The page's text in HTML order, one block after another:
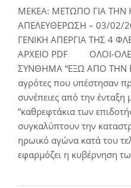
MEKEA: ΜΕΤΩΠΟ ΓΙΑ ΤΗΝ
ΑΠΕΛΕΥΘΕΡΩΣΗ – 03/02/
ΓΕΝΙΚΗ ΑΠΕΡΓΙΑ ΤΗΣ 4
ΑΡΧΕΙΟ PDF ΟΛΟΙ-
ΣΥΝΘΗΜΑ “ΕΞΩ ΑΠΟ ΤΗΝ
αγρότες που υπέστησαν
συνέπειες από την
“καθρεφτάκια των
συγκαλύπτουν την
ηρωικό αγώνα κατά του
εφαρμόζει η κυβέρνηση